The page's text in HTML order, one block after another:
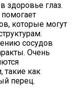
здоровье глаз.
которые могут
сосудов
Очень
такие как
перец.